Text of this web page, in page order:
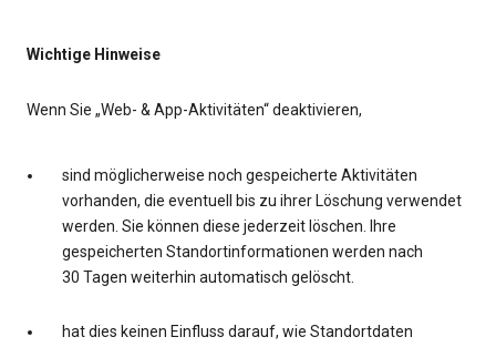
Wichtige Hinweise
Wenn Sie „Web- & App-Aktivitäten“ deaktivieren,
sind möglicherweise noch gespeicherte Aktivitäten
vorhanden, die eventuell bis zu ihrer Löschung verwendet
werden. Sie können diese jederzeit löschen. Ihre
gespeicherten Standortinformationen werden nach
30 Tagen weiterhin automatisch gelöscht.
hat dies keinen Einfluss darauf, wie Standortdaten